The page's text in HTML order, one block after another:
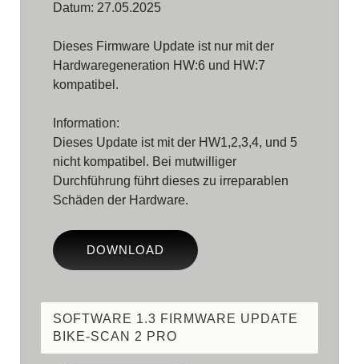
Datum: 27.05.2025
Dieses Firmware Update ist nur mit der
Hardwaregeneration HW:6 und HW:7
kompatibel.
Information:
Dieses Update ist mit der HW1,2,3,4, und 5
nicht kompatibel. Bei mutwilliger
Durchführung führt dieses zu irreparablen
Schäden der Hardware.
DOWNLOAD
SOFTWARE 1.3 FIRMWARE UPDATE
BIKE-SCAN 2 PRO